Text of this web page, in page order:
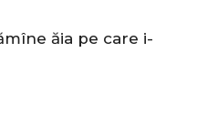
ăia pe care i-